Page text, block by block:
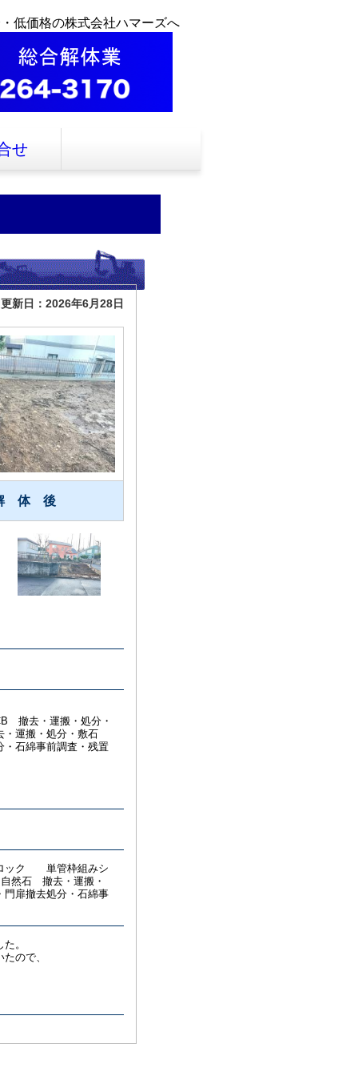
低価格の株式会社ハマーズへ
せ
更新日：2026年6月28日
体 後
撤去・運搬・処分・
・運搬・処分・敷石
石綿事前調査・残置
ック 単管枠組みシ
然石 撤去・運搬・
扉撤去処分・石綿事
。
ので、